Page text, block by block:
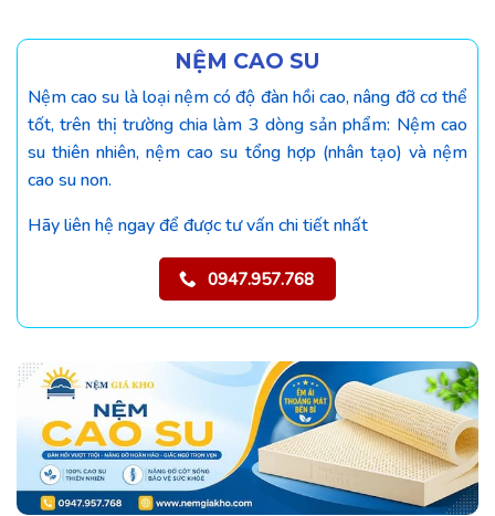
NỆM CAO SU
Nệm cao su là loại nệm có độ đàn hồi cao, nâng đỡ cơ thể
tốt, trên thị trường chia làm 3 dòng sản phẩm: Nệm cao
su thiên nhiên, nệm cao su tổng hợp (nhân tạo) và nệm
cao su non.
Hãy liên hệ ngay để được tư vấn chi tiết nhất
0947.957.768